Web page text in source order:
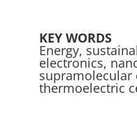
KEY WORDS
Energy,
electronics,
supramolecular
thermoelectric